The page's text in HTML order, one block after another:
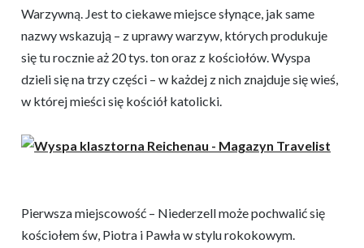
Warzywną. Jest to ciekawe miejsce słynące, jak same
nazwy wskazują – z uprawy warzyw, których produkuje
się tu rocznie aż 20 tys. ton oraz z kościołów. Wyspa
dzieli się na trzy części – w każdej z nich znajduje się wieś,
w której mieści się kościół katolicki.
Pierwsza miejscowość – Niederzell może pochwalić się
kościołem św, Piotra i Pawła w stylu rokokowym.